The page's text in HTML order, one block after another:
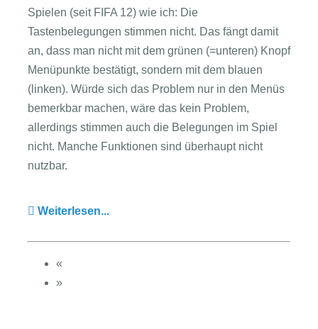
Spielen (seit FIFA 12) wie ich: Die
Tastenbelegungen stimmen nicht. Das fängt damit
an, dass man nicht mit dem grünen (=unteren) Knopf
Menüpunkte bestätigt, sondern mit dem blauen
(linken). Würde sich das Problem nur in den Menüs
bemerkbar machen, wäre das kein Problem,
allerdings stimmen auch die Belegungen im Spiel
nicht. Manche Funktionen sind überhaupt nicht
nutzbar.
Weiterlesen...
«
»